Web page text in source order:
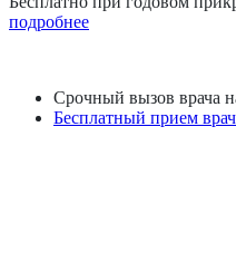
подробнее
Срочный вызов врача
Бесплатный прием